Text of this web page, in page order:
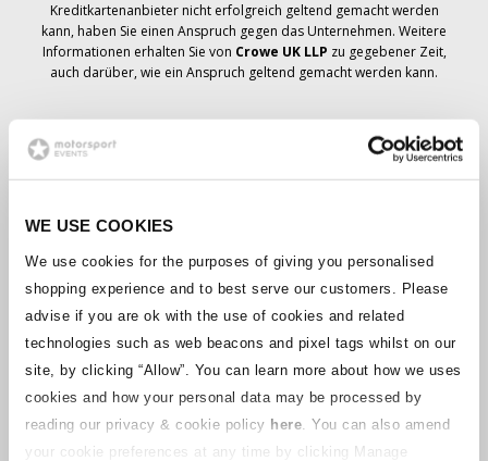
WE USE COOKIES
We use cookies for the purposes of giving you personalised
shopping experience and to best serve our customers. Please
advise if you are ok with the use of cookies and related
technologies such as web beacons and pixel tags whilst on our
site, by clicking “Allow”. You can learn more about how we uses
cookies and how your personal data may be processed by
reading our privacy & cookie policy here . You can also amend
your cookie preferences at any time by clicking Manage
Kreditkartenanbieter nicht erfolgreich geltend gemacht werden
kann, haben Sie einen Anspruch gegen das Unternehmen. Weitere
Informationen erhalten Sie von Crowe UK LLP zu gegebener Zeit,
auch darüber, wie ein Anspruch geltend gemacht werden kann.
Sie haben eine Stornierungsmitteilung
bezüglich Ihrer Ticketbestellung erhalten, Ihre Buchung wurde nicht
storniert und es wird erwartet, dass Sie die von Ihnen bestellten
Unternehmens arbeitet mit den Lieferanten zusammen, um
Sollte sich der Status einzelner Buchungen ändern, wurden
Vorkehrungen getroffen, um Sie so schnell wie möglich zu
benachrichtigen. Zusätzliche Hinweise für Ticketinhaber werden auf
dieser Webseite veröffentlicht, sobald Informationen verfügbar
sind. Wir werden denjenigen mit gültigen Tickets auch eine neue E-
Mail-Adresse für den Kundenservice zur Verfügung stellen, die von
einem verbundenen Unternehmen verwaltet wird. Crowe U.K. LLP
kann keine Fragen zum Ticketvorgang und zum Zeitpunkt der